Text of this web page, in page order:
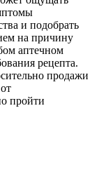
и подобрать
на причину
аптечном
рецепта.
продажи
пройти